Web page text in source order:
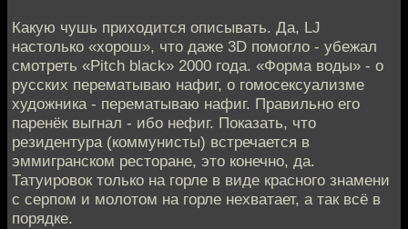
Какую чушь приходится описывать. Да, LJ
настолько «хорош», что даже 3D помогло - убежал
смотреть «Pitch black» 2000 года. «Форма воды» - о
русских перематываю нафиг, о гомосексуализме
художника - перематываю нафиг. Правильно его
паренёк выгнал - ибо нефиг. Показать, что
резидентура (коммунисты) встречается в
эммигранском ресторане, это конечно, да.
Татуировок только на горле в виде красного знамени
с серпом и молотом на горле нехватает, а так всё в
порядке.